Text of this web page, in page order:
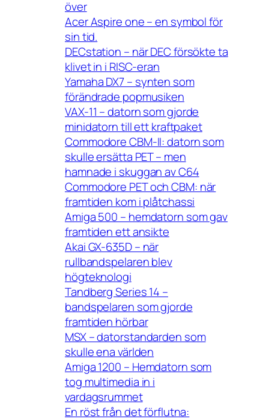
över
Acer Aspire one – en symbol för
sin tid.
DECstation – när DEC försökte ta
klivet in i RISC-eran
Yamaha DX7 – synten som
förändrade popmusiken
VAX-11 – datorn som gjorde
minidatorn till ett kraftpaket
Commodore CBM-II: datorn som
skulle ersätta PET – men
hamnade i skuggan av C64
Commodore PET och CBM: när
framtiden kom i plåtchassi
Amiga 500 – hemdatorn som gav
framtiden ett ansikte
Akai GX-635D – när
rullbandspelaren blev
högteknologi
Tandberg Series 14 –
bandspelaren som gjorde
framtiden hörbar
MSX – datorstandarden som
skulle ena världen
Amiga 1200 – Hemdatorn som
tog multimedia in i
vardagsrummet
En röst från det förflutna: